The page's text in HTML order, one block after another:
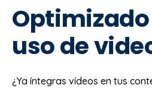
uso de
¿Ya íntegras vídeos en tus